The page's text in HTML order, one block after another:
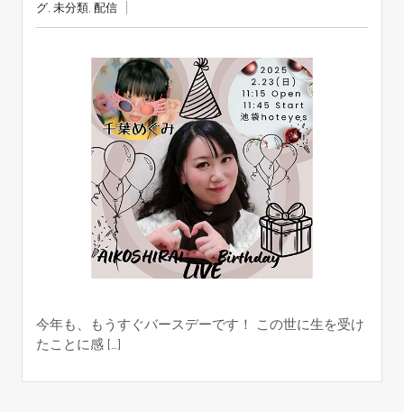
グ, 未分類, 配信
今年も、もうすぐバースデーです！ この世に生を受け
たことに感 […]